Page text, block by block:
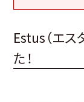
Estus（エス
た！